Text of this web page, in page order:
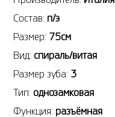
Состав: п/э
Размер: 75см
Вид: спираль/витая
Размер зуба: 3
Тип: однозамковая
Функция: разъёмная